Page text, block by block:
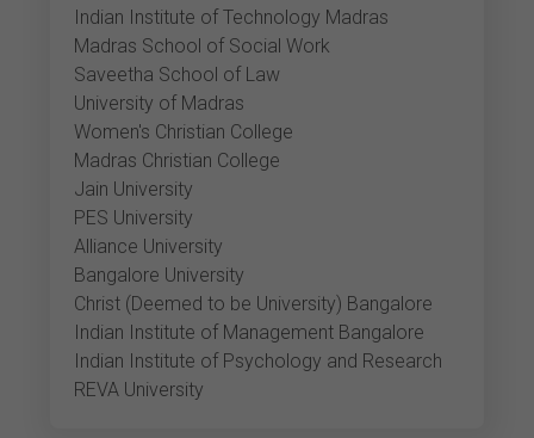
Indian Institute of Technology Madras
Madras School of Social Work
Saveetha School of Law
University of Madras
Women's Christian College
Madras Christian College
Jain University
PES University
Alliance University
Bangalore University
Christ (Deemed to be University) Bangalore
Indian Institute of Management Bangalore
Indian Institute of Psychology and Research
REVA University